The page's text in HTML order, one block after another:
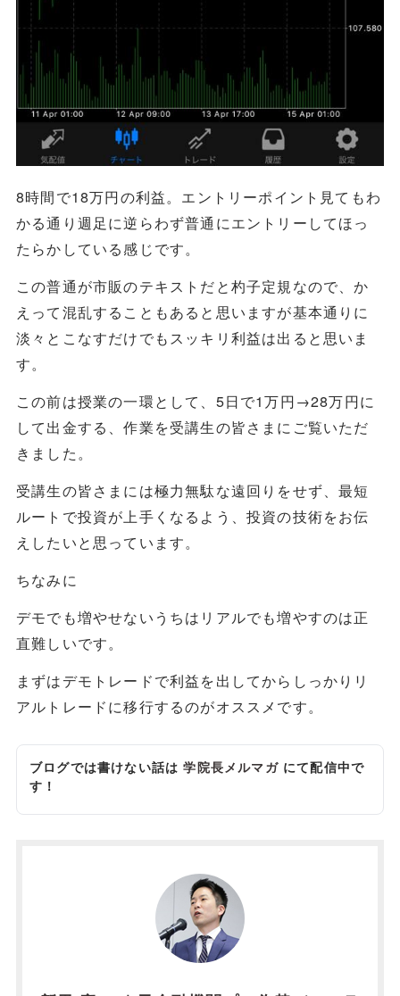
8時間で18万円の利益。エントリーポイント見てもわ
かる通り週足に逆らわず普通にエントリーしてほっ
たらかしている感じです。
この普通が市販のテキストだと杓子定規なので、か
えって混乱することもあると思いますが基本通りに
淡々とこなすだけでもスッキリ利益は出ると思いま
す。
この前は授業の一環として、5日で1万円→28万円に
して出金する、作業を受講生の皆さまにご覧いただ
きました。
受講生の皆さまには極力無駄な遠回りをせず、最短
ルートで投資が上手くなるよう、投資の技術をお伝
えしたいと思っています。
ちなみに
デモでも増やせないうちはリアルでも増やすのは正
直難しいです。
まずはデモトレードで利益を出してからしっかりリ
アルトレードに移行するのがオススメです。
ブログでは書けない話は学院長メルマガにて配信中で
す！